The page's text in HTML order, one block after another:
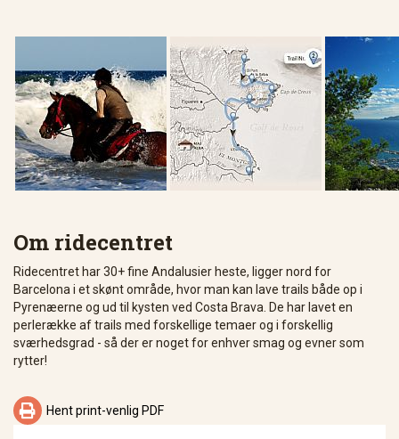
Om ridecentret
Ridecentret har 30+ fine Andalusier heste, ligger nord for
Barcelona i et skønt område, hvor man kan lave trails både op i
Pyrenæerne og ud til kysten ved Costa Brava. De har lavet en
perlerække af trails med forskellige temaer og i forskellig
sværhedsgrad - så der er noget for enhver smag og evner som
rytter!
 Hent print-venlig PDF